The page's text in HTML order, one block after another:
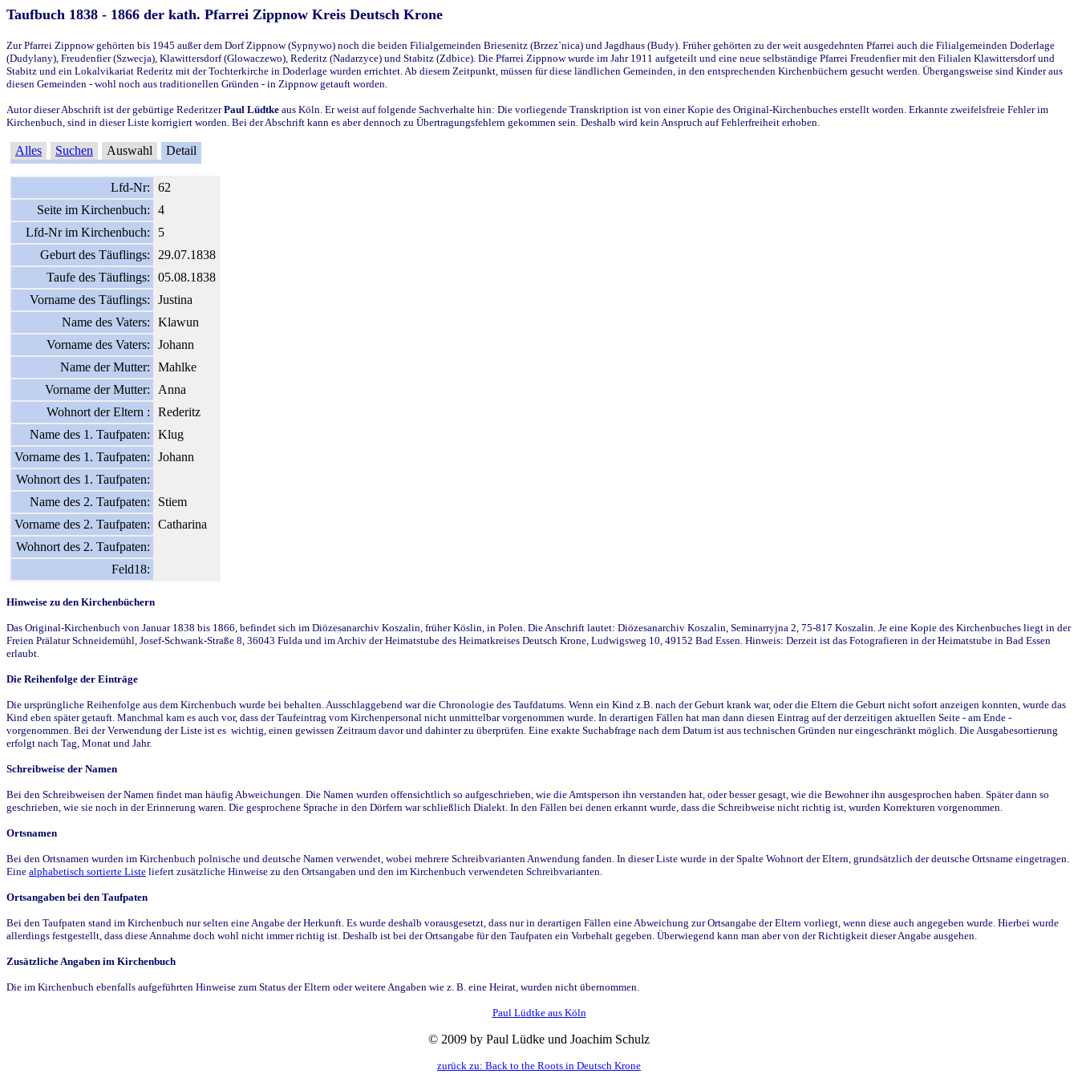
Taufbuch 1838 - 1866 der kath. Pfarrei Zippnow Kreis Deutsch Krone
Zur Pfarrei Zippnow gehörten bis 1945 außer dem Dorf Zippnow (Sypnywo) noch die beiden Filialgemeinden Briesenitz (Brzez`nica) und Jagdhaus (Budy). Früher gehörten zu der weit ausgedehnten Pfarrei auch die Filialgemeinden Doderlage
(Dudylany), Freudenfier (Szwecja), Klawittersdorf (Glowaczewo), Rederitz (Nadarzyce) und Stabitz (Zdbice). Die Pfarrei Zippnow wurde im Jahr 1911 aufgeteilt und eine neue selbständige Pfarrei Freudenfier mit den Filialen Klawittersdorf und
Stabitz und ein Lokalvikariat Rederitz mit der Tochterkirche in Doderlage wurden errichtet. Ab diesem Zeitpunkt, müssen für diese ländlichen Gemeinden, in den entsprechenden Kirchenbüchern gesucht werden. Übergangsweise sind Kinder aus
diesen Gemeinden - wohl noch aus traditionellen Gründen - in Zippnow getauft worden.
Autor dieser Abschrift ist der gebürtige RederitzerPaul Lüdtke aus Köln. Er weist auf folgende Sachverhalte hin: Die vorliegende Transkription ist von einer Kopie des Original-Kirchenbuches erstellt worden. Erkannte zweifelsfreie Fehler im
Kirchenbuch, sind in dieser Liste korrigiert worden. Bei der Abschrift kann es aber dennoch zu Übertragungsfehlern gekommen sein. Deshalb wird kein Anspruch auf Fehlerfreiheit erhoben.
Alles Suchen Auswahl Detail
Lfd-Nr:
62
Seite im Kirchenbuch:
4
Lfd-Nr im Kirchenbuch:
5
Geburt des Täuflings:
29.07.1838
Taufe des Täuflings:
05.08.1838
Vorname des Täuflings:
Justina
Name des Vaters:
Klawun
Vorname des Vaters:
Johann
Name der Mutter:
Mahlke
Vorname der Mutter:
Anna
Wohnort der Eltern :
Rederitz
Name des 1. Taufpaten:
Klug
Vorname des 1. Taufpaten:
Johann
Wohnort des 1. Taufpaten:
Name des 2. Taufpaten:
Stiem
Vorname des 2. Taufpaten:
Catharina
Wohnort des 2. Taufpaten:
Feld18:
Hinweise zu den Kirchenbüchern
Das Original-Kirchenbuch von Januar 1838 bis 1866, befindet sich im Diözesanarchiv Koszalin, früher Köslin, in Polen. Die Anschrift lautet: Diözesanarchiv Koszalin, Seminarryjna 2, 75-817 Koszalin. Je eine Kopie des Kirchenbuches liegt in der
Freien Prälatur Schneidemühl, Josef-Schwank-Straße 8, 36043 Fulda und im Archiv der Heimatstube des Heimatkreises Deutsch Krone, Ludwigsweg 10, 49152 Bad Essen. Hinweis: Derzeit ist das Fotografieren in der Heimatstube in Bad Essen
erlaubt.
Die Reihenfolge der Einträge
Die ursprüngliche Reihenfolge aus dem Kirchenbuch wurde bei behalten. Ausschlaggebend war die Chronologie des Taufdatums. Wenn ein Kind z.B. nach der Geburt krank war, oder die Eltern die Geburt nicht sofort anzeigen konnten, wurde das
Kind eben später getauft. Manchmal kam es auch vor, dass der Taufeintrag vom Kirchenpersonal nicht unmittelbar vorgenommen wurde. In derartigen Fällen hat man dann diesen Eintrag auf der derzeitigen aktuellen Seite - am Ende -
vorgenommen. Bei der Verwendung der Liste ist es wichtig, einen gewissen Zeitraum davor und dahinter zu überprüfen. Eine exakte Suchabfrage nach dem Datum ist aus technischen Gründen nur eingeschränkt möglich. Die Ausgabesortierung
erfolgt nach Tag, Monat und Jahr.
Schreibweise der Namen
Bei den Schreibweisen der Namen findet man häufig Abweichungen. Die Namen wurden offensichtlich so aufgeschrieben, wie die Amtsperson ihn verstanden hat, oder besser gesagt, wie die Bewohner ihn ausgesprochen haben. Später dann so
geschrieben, wie sie noch in der Erinnerung waren. Die gesprochene Sprache in den Dörfern war schließlich Dialekt. In den Fällen bei denen erkannt wurde, dass die Schreibweise nicht richtig ist, wurden Korrekturen vorgenommen.
Ortsnamen
Bei den Ortsnamen wurden im Kirchenbuch polnische und deutsche Namen verwendet, wobei mehrere Schreibvarianten Anwendung fanden. In dieser Liste wurde in der Spalte Wohnort der Eltern, grundsätzlich der deutsche Ortsname eingetragen.
Eine alphabetisch sortierte Liste liefert zusätzliche Hinweise zu den Ortsangaben und den im Kirchenbuch verwendeten Schreibvarianten.
Ortsangaben bei den Taufpaten
Bei den Taufpaten stand im Kirchenbuch nur selten eine Angabe der Herkunft. Es wurde deshalb vorausgesetzt, dass nur in derartigen Fällen eine Abweichung zur Ortsangabe der Eltern vorliegt, wenn diese auch angegeben wurde. Hierbei wurde
allerdings festgestellt, dass diese Annahme doch wohl nicht immer richtig ist. Deshalb ist bei der Ortsangabe für den Taufpaten ein Vorbehalt gegeben. Überwiegend kann man aber von der Richtigkeit dieser Angabe ausgehen.
Zusätzliche Angaben im Kirchenbuch
Die im Kirchenbuch ebenfalls aufgeführten Hinweise zum Status der Eltern oder weitere Angaben wie z. B. eine Heirat, wurden nicht übernommen.
Paul Lüdtke aus Köln
© 2009 by Paul Lüdke und Joachim Schulz
zurück zu: Back to the Roots in Deutsch Krone